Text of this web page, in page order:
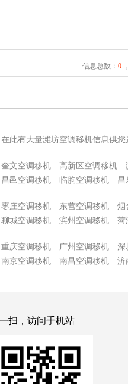
信息总数： 0
此有大量潍坊空调移机信息供
奎文空调移机 高新区空调移机
昌邑空调移机 临朐空调移机 昌
枣庄空调移机 东营空调移机 烟
聊城空调移机 滨州空调移机 菏
重庆空调移机 广州空调移机 深
南京空调移机 南昌空调移机 济
扫，访问手机站